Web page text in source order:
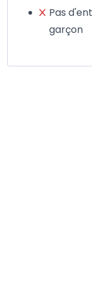
Pas
garçon